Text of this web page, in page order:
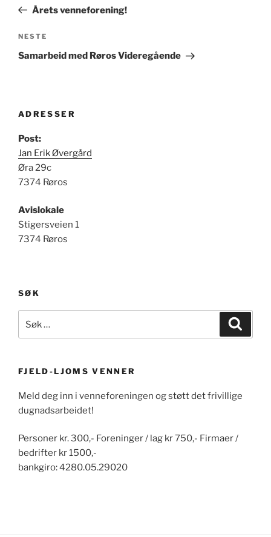
innlegg
Årets venneforening!
Neste
innlegg
NESTE
Samarbeid med Røros Videregående
ADRESSER
Post:
Jan Erik Øvergård
Øra 29c
7374 Røros
Avislokale
Stigersveien 1
7374 Røros
SØK
etter:
FJELD-LJOMS VENNER
Meld deg inn i venneforeningen og støtt det frivillige
dugnadsarbeidet!
Personer kr. 300,- Foreninger / lag kr 750,- Firmaer /
bedrifter kr 1500,-
bankgiro: 4280.05.29020